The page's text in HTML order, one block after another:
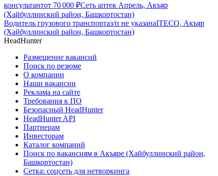
консультантот 70 000 ₽Сеть аптек Апрель, Акъяр
(Хайбуллинский район, Башкортостан)
Водитель грузового транспортаз/п не указанаITECO, Акъяр
(Хайбуллинский район, Башкортостан)
HeadHunter
Размещение вакансий
Поиск по резюме
О компании
Наши вакансии
Реклама на сайте
Требования к ПО
Безопасный HeadHunter
HeadHunter API
Партнерам
Инвесторам
Каталог компаний
Поиск по вакансиям в Акъяре (Хайбуллинский район,
Башкортостан)
Сетка: соцсеть для нетворкинга